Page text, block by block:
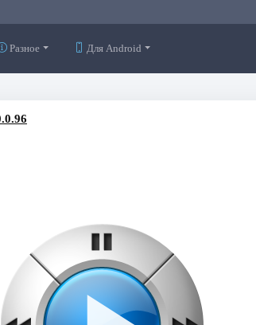
Разное Для Android